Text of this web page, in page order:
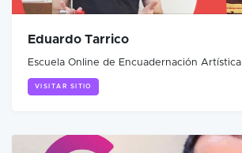
Eduardo Tarrico
Escuela Online de Encuadernación Artística
VISITAR SITIO